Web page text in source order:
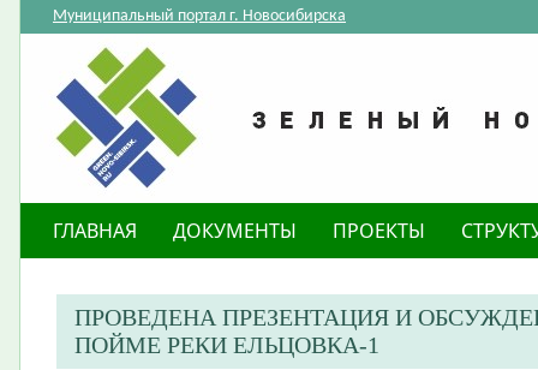
Муниципальный портал г. Новосибирска
ГЛАВНАЯ ДОКУМЕНТЫ ПРОЕКТЫ
​ПРОВЕДЕНА ПРЕЗЕНТАЦИЯ И
ПОЙМЕ РЕКИ ЕЛЬЦОВКА-1